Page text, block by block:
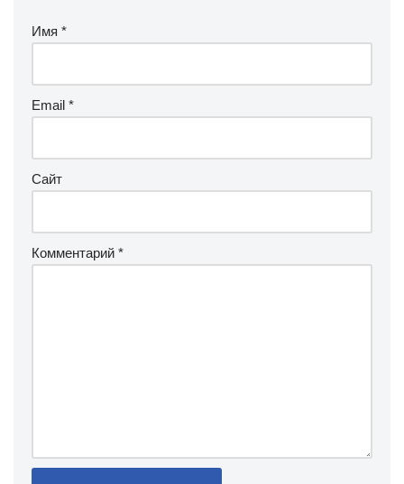
Имя *
Email *
Сайт
Комментарий *